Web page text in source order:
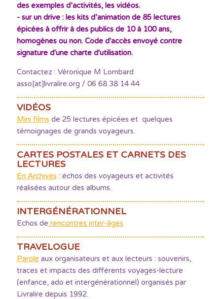
des exemples d’activités, les vidéos.
- sur un drive : les kits d’animation de 85 lectures
épicées à offrir à des publics de 10 à 100 ans,
homogènes ou non. Code d'accès envoyé contre
signature d'une charte d'utilisation.
Contactez : Véronique M Lombard
asso[at]livralire.org / 06 68 38 14 44
VIDÉOS
Mini films de 25 lectures épicées et quelques
témoignages de grands voyageurs.
CARTES POSTALES ET CARNETS DES
LECTURES
En Archives : échos des voyageurs et activités
réalisées autour des albums.
INTERGÉNÉRATIONNEL
Echos de rencontres inter-âges
TRAVELOGUE
Parole aux organisateurs et aux lecteurs : souvenirs,
traces et impacts des différents voyages-lecture
(enfance, ado et intergénérationnel) organisés par
Livralire depuis 1992.